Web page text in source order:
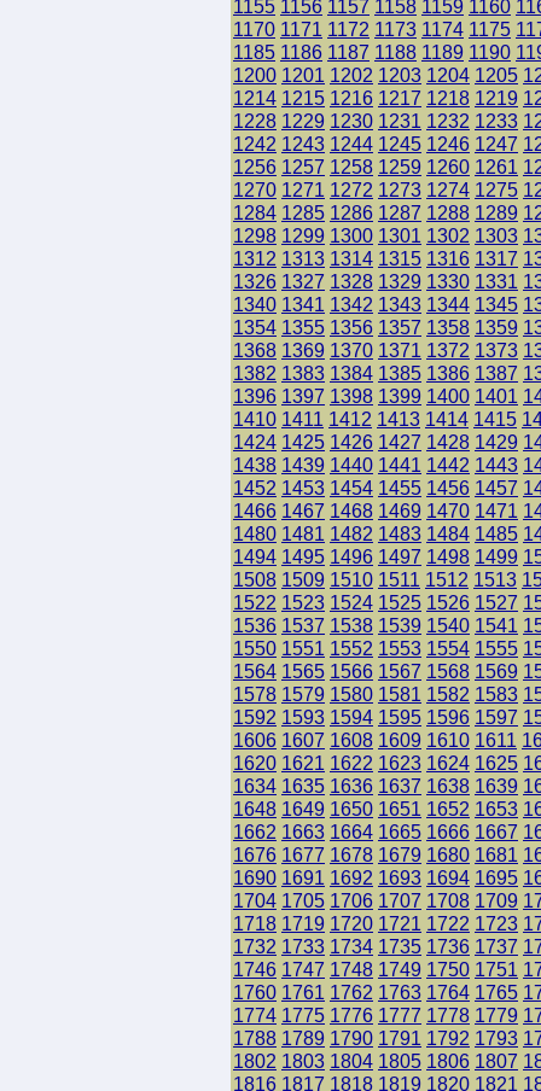
1155 1156 1157 1158 1159 1160
1170 1171 1172 1173 1174 1175
1185 1186 1187 1188 1189 1190
1200 1201 1202 1203 1204 1205
1214 1215 1216 1217 1218 1219
1228 1229 1230 1231 1232 1233
1242 1243 1244 1245 1246 1247
1256 1257 1258 1259 1260 1261
1270 1271 1272 1273 1274 1275
1284 1285 1286 1287 1288 1289
1298 1299 1300 1301 1302 1303
1312 1313 1314 1315 1316 1317
1326 1327 1328 1329 1330 1331
1340 1341 1342 1343 1344 1345
1354 1355 1356 1357 1358 1359
1368 1369 1370 1371 1372 1373
1382 1383 1384 1385 1386 1387
1396 1397 1398 1399 1400 1401
1410 1411 1412 1413 1414 1415
1424 1425 1426 1427 1428 1429
1438 1439 1440 1441 1442 1443
1452 1453 1454 1455 1456 1457
1466 1467 1468 1469 1470 1471
1480 1481 1482 1483 1484 1485
1494 1495 1496 1497 1498 1499
1508 1509 1510 1511 1512 1513
1522 1523 1524 1525 1526 1527
1536 1537 1538 1539 1540 1541
1550 1551 1552 1553 1554 1555
1564 1565 1566 1567 1568 1569
1578 1579 1580 1581 1582 1583
1592 1593 1594 1595 1596 1597
1606 1607 1608 1609 1610 1611
1620 1621 1622 1623 1624 1625
1634 1635 1636 1637 1638 1639
1648 1649 1650 1651 1652 1653
1662 1663 1664 1665 1666 1667
1676 1677 1678 1679 1680 1681
1690 1691 1692 1693 1694 1695
1704 1705 1706 1707 1708 1709
1718 1719 1720 1721 1722 1723
1732 1733 1734 1735 1736 1737
1746 1747 1748 1749 1750 1751
1760 1761 1762 1763 1764 1765
1774 1775 1776 1777 1778 1779
1788 1789 1790 1791 1792 1793
1802 1803 1804 1805 1806 1807
1816 1817 1818 1819 1820 1821